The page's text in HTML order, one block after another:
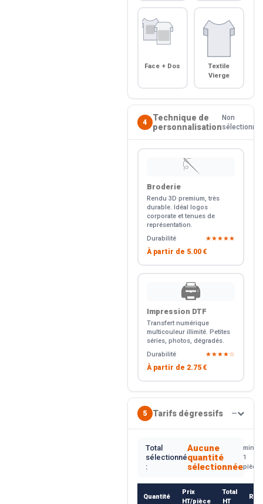
Face + Dos
Textile
Vierge
4
Technique de
personnalisation
Non
sélectionné
🪡
Broderie
Rendu 3D premium, très
durable. Idéal logos
corporate et tenues de
représentation.
Durabilité
★★★★★
À partir de 5.00 €
🖨️
Impression DTF
Transfert numérique
multicouleur illimité. Petites
séries, photos, dégradés.
Durabilité
★★★★☆
À partir de 2.75 €
5 Tarifs dégressifs —
Total
sélectionné
:
Aucune
quantité
sélectionnée
min.
1
pièce
Quantité
Prix
HT/pièce
Total
HT